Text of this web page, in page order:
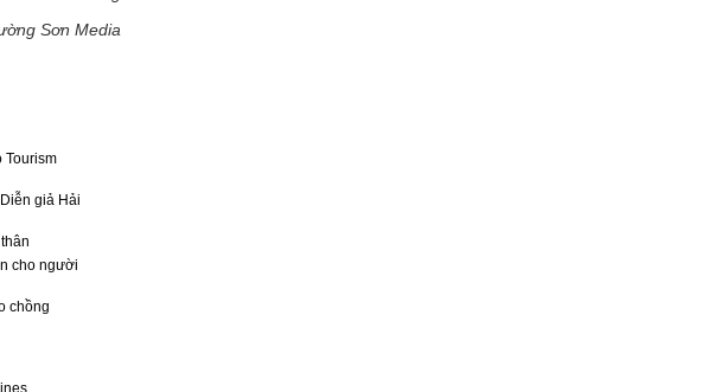
Sơn Media
Tourism
giả Hải
cho người
chồng